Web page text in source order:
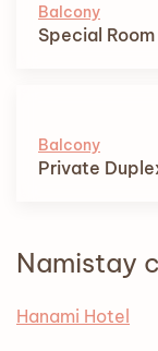
Balcony
Special Room
Balcony
Private
Namistay
Hanami Hotel